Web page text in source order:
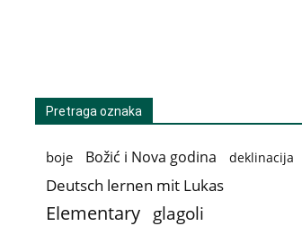
Pretraga oznaka
boje Božić i Nova godina deklinacija
Deutsch lernen mit Lukas
Elementary glagoli